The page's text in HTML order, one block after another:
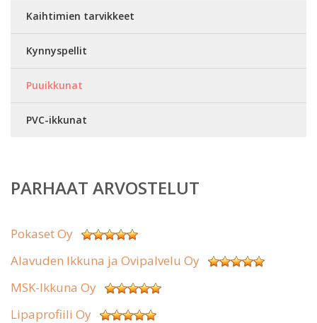
Kaihtimien tarvikkeet
Kynnyspellit
Puuikkunat
PVC-ikkunat
PARHAAT ARVOSTELUT
Pokaset Oy
Alavuden Ikkuna ja Ovipalvelu Oy
MSK-Ikkuna Oy
Lipaprofiili Oy